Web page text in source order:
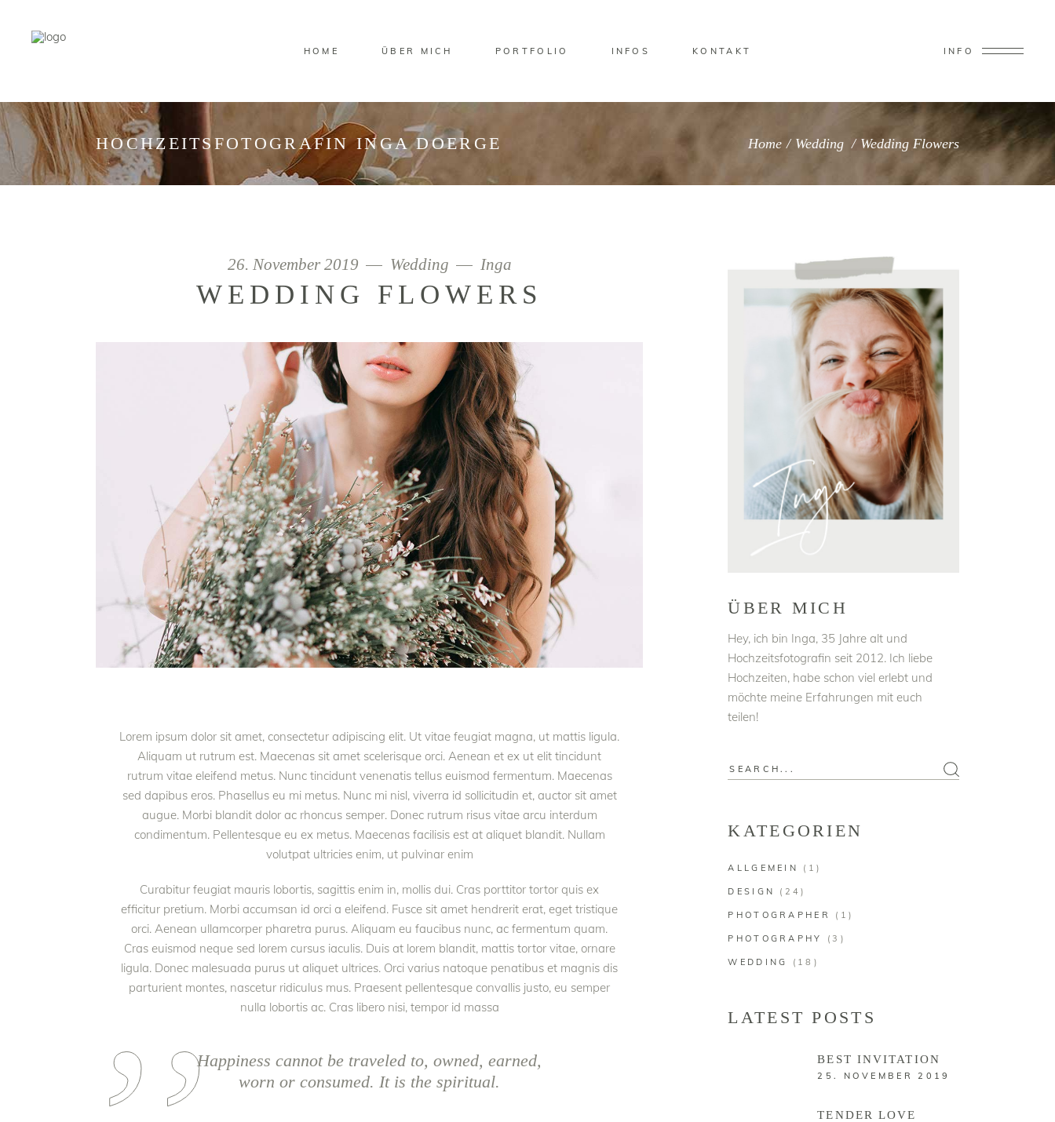
HOME ÜBER MICH PORTFOLIO INFOS KONTAKT INFO
HOCHZEITSFOTOGRAFIN INGA DOERGE Home/Wedding /Wedding Flowers
26. November 2019 Wedding Inga
WEDDING FLOWERS
Lorem ipsum dolor sit amet, consectetur adipiscing elit. Ut vitae feugiat magna, ut mattis ligula.
Aliquam ut rutrum est. Maecenas sit amet scelerisque orci. Aenean et ex ut elit tincidunt
rutrum vitae eleifend metus. Nunc tincidunt venenatis tellus euismod fermentum. Maecenas
sed dapibus eros. Phasellus eu mi metus. Nunc mi nisl, viverra id sollicitudin et, auctor sit amet
augue. Morbi blandit dolor ac rhoncus semper. Donec rutrum risus vitae arcu interdum
condimentum. Pellentesque eu ex metus. Maecenas facilisis est at aliquet blandit. Nullam
volutpat ultricies enim, ut pulvinar enim
Curabitur feugiat mauris lobortis, sagittis enim in, mollis dui. Cras porttitor tortor quis ex
efficitur pretium. Morbi accumsan id orci a eleifend. Fusce sit amet hendrerit erat, eget tristique
orci. Aenean ullamcorper pharetra purus. Aliquam eu faucibus nunc, ac fermentum quam.
Cras euismod neque sed lorem cursus iaculis. Duis at lorem blandit, mattis tortor vitae, ornare
ligula. Donec malesuada purus ut aliquet ultrices. Orci varius natoque penatibus et magnis dis
parturient montes, nascetur ridiculus mus. Praesent pellentesque convallis justo, eu semper
nulla lobortis ac. Cras libero nisi, tempor id massa
Happiness cannot be traveled to, owned, earned,
worn or consumed. It is the spiritual.
ÜBER MICH
Hey, ich bin Inga, 35 Jahre alt und
Hochzeitsfotografin seit 2012. Ich liebe
Hochzeiten, habe schon viel erlebt und
möchte meine Erfahrungen mit euch
teilen!
KATEGORIEN
ALLGEMEIN (1)
DESIGN (24)
PHOTOGRAPHER (1)
PHOTOGRAPHY (3)
WEDDING (18)
LATEST POSTS
BEST INVITATION
25. NOVEMBER 2019
TENDER LOVE